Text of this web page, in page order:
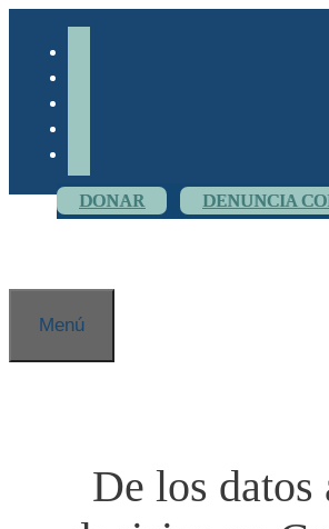
contenido
DONAR DENUNCIA
Menú
De los datos